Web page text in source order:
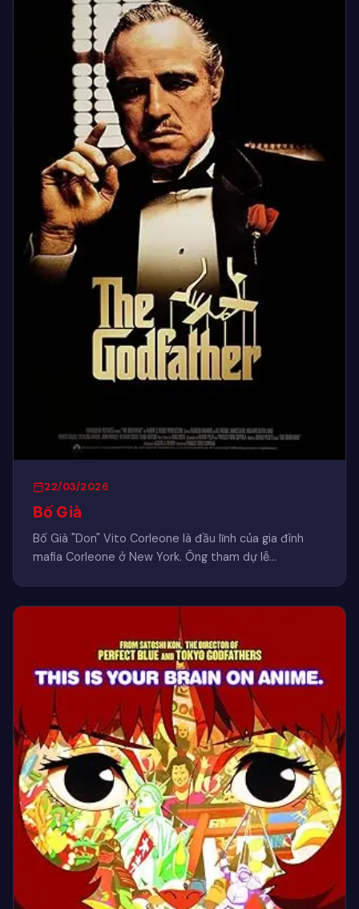
22/03/2026
Bố Già
Bố Già "Don" Vito Corleone là đầu lĩnh của gia đình
mafia Corleone ở New York. Ông tham dự lễ…